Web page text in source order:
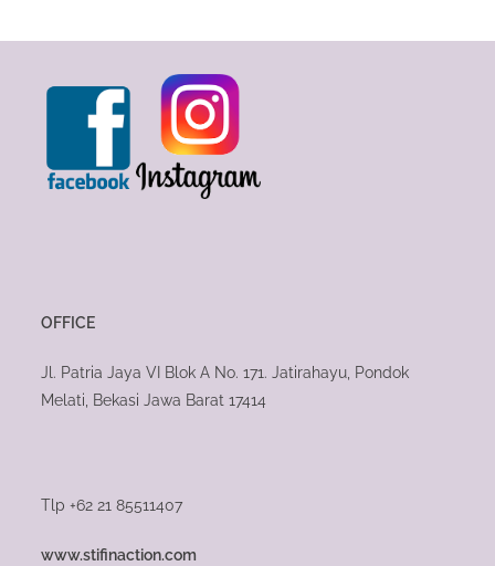
OFFICE
Jl. Patria Jaya VI Blok A No. 171. Jatirahayu, Pondok
Melati, Bekasi Jawa Barat 17414
Tlp +62 21 85511407
www.stifinaction.com